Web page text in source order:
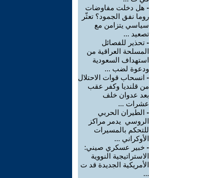
- هل دخلت مفاوضات
روما نفق الجمود؟ تعثّر
سياسي يتزامن مع
تصعيد ...
- تحذير للفصائل
المسلحة العراقية من
استهداف السعودية
ودعوة لضب ...
- انسحاب قوات الاحتلال
من قلنديا وكفر عقب
بعد عدوان خلف
عشرات ...
- الطيران الحربي
الروسي يدمر مراكز
للتحكم بالمسيرات
الأوكراني ...
- خبير عسكري صيني:
الاستراتيجية النووية
الأمريكية الجديدة قد ت
...